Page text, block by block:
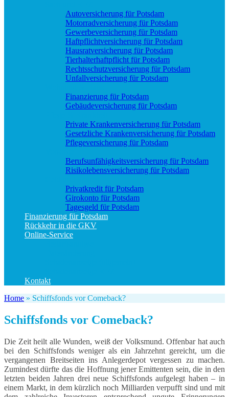
Autoversicherung für Potsdam
Motorradversicherung für Potsdam
Gewerbeversicherung für Potsdam
Haftpflichtversicherung für Potsdam
Hausratversicherung für Potsdam
Tierhalterhaftpflicht für Potsdam
Rechtsschutzversicherung für Potsdam
Unfallversicherung für Potsdam
Finanzierung für Potsdam
Gebäudeversicherung für Potsdam
Private Krankenversicherung für Potsdam
Gesetzliche Krankenversicherung für Potsdam
Pflegeversicherung für Potsdam
Berufs­unfähigkeitsversicherung für Potsdam
Risikolebensversicherung für Potsdam
Privatkredit für Potsdam
Girokonto für Potsdam
Tagesgeld für Potsdam
Finanzierung für Potsdam
Rückkehr in die GKV
Online-Service
Kontakt
Home » Schiffsfonds vor Comeback?
Schiffsfonds vor Comeback?
Die Zeit heilt alle Wunden, weiß der Volksmund. Offenbar hat auch
bei den Schiffsfonds weniger als ein Jahrzehnt gereicht, um die
vergangenen Breitseiten ins Anlegerdepot vergessen zu machen.
Zumindest dürfte das die Hoffnung jener Emittenten sein, die in den
letzten beiden Jahren drei neue Schiffsfonds aufgelegt haben – in
einem Markt, in dem kürzlich noch Milliarden verpufft sind und mit